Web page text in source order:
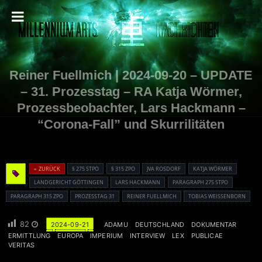
Reiner Fuellmich | 2024-09-20 – UPDATE
– 31. Prozesstag – RA Katja Wörmer,
Prozessbeobachter, Lars Hackmann –
“Corona-Fall” und Skurrilitäten
« ZURÜCK § 275 STPO § 315 ZPO JVA ROSDORF
KATJA WÖRMER
LANDGERICHT GÖTTINGEN
LARS HACKMANN
PARAGRAPH 275 STPO
PARAGRAPH 315 ZPO
PROZESSTAG 31 REINER FUELLMICH TOBIAS WEISSENBORN
82 2024-09-21 ADAMU DEUTSCHLAND
DOKUMENTAR
ERMITTLUNG
EUROPA IMPERIUM INTERVIEW LEX
PUBLICAE
VERITAS